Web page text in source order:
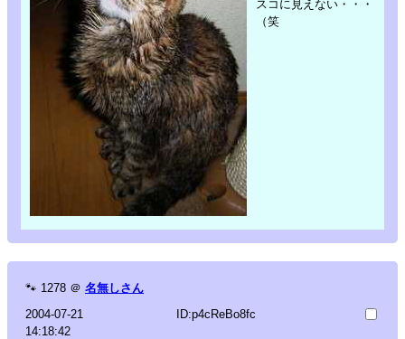
スコに見えない・・・
（笑
🐾 1278 ＠ 名無しさん
2004-07-21
14:18:42
ID:p4cReBo8fc